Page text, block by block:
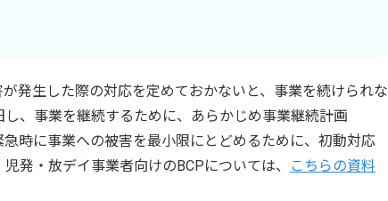
発生した際の対応を定めておかないと、事業を続けられな
、事業を継続するために、あらかじめ事業継続計画
急時に事業への被害を最小限にとどめるために、初動対応
発・放デイ事業者向けのBCPについては、
こちらの資料